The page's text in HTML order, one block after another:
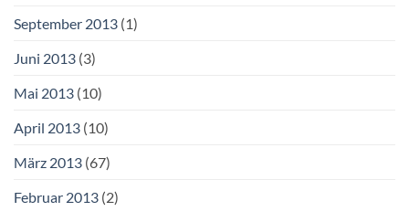
September 2013 (1)
Juni 2013 (3)
Mai 2013 (10)
April 2013 (10)
März 2013 (67)
Februar 2013 (2)